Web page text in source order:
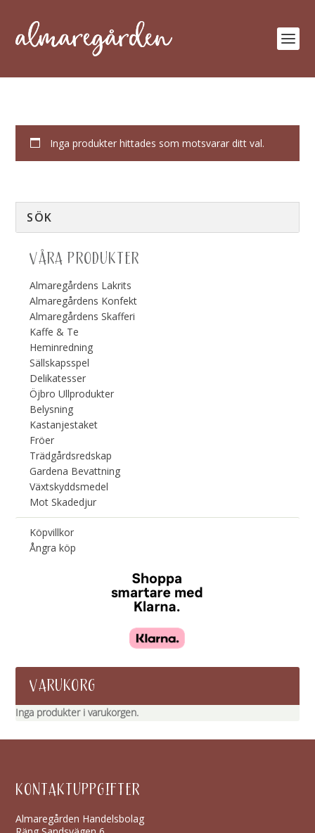
Inga produkter hittades som motsvarar ditt val.
VÅRA PRODUKTER
Almaregårdens Lakrits
Almaregårdens Konfekt
Almaregårdens Skafferi
Kaffe & Te
Heminredning
Sällskapsspel
Delikatesser
Öjbro Ullprodukter
Belysning
Kastanjestaket
Fröer
Trädgårdsredskap
Gardena Bevattning
Växtskyddsmedel
Mot Skadedjur
Köpvillkor
Ångra köp
VARUKORG
Inga produkter i varukorgen.
KONTAKTUPPGIFTER
Almaregården Handelsbolag